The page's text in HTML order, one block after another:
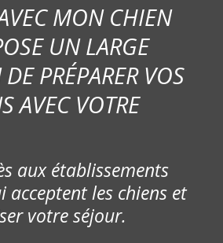
MON CHIEN
UN LARGE
PRÉPARER VOS
AVEC VOTRE
aux établissements
acceptent les chiens et
votre séjour.